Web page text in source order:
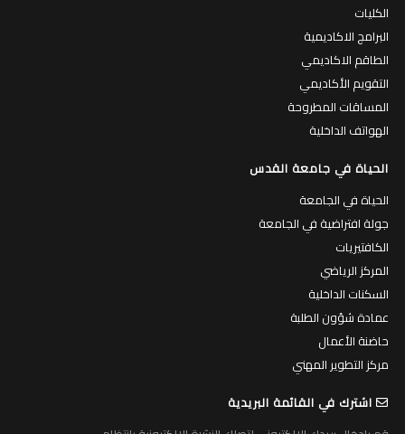
الكليات
البرامج الاكاديمية
الطاقم الاكاديمي
التقويم الأكاديمي
المساقات المطروحة
الهواتف الداخلية
الحياة في جامعة القدس
الحياة في الجامعة
جولة افتراضية في الجامعة
الكافتيريات
المركز الرياضي
السكنات الداخلية
عمادة شؤون الطلبة
حاضنة الأعمال
مركز التطوير المهني
اشترك في القائمة البريدية